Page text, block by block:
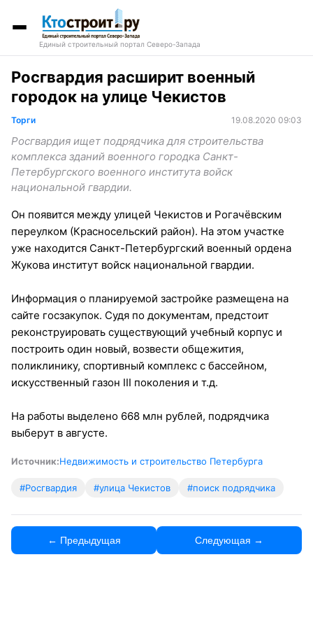
Единый строительный портал Северо-Запада
Росгвардия расширит военный
городок на улице Чекистов
Торги 19.08.2020 09:03
Росгвардия ищет подрядчика для строительства
комплекса зданий военного городка Санкт-
Петербургского военного института войск
национальной гвардии.
Он появится между улицей Чекистов и Рогачёвским
переулком (Красносельский район). На этом участке
уже находится Санкт-Петербургский военный ордена
Жукова институт войск национальной гвардии.
Информация о планируемой застройке размещена на
сайте госзакупок. Судя по документам, предстоит
реконструировать существующий учебный корпус и
построить один новый, возвести общежития,
поликлинику, спортивный комплекс с бассейном,
искусственный газон III поколения и т.д.
На работы выделено 668 млн рублей, подрядчика
выберут в августе.
Источник:Недвижимость и строительство Петербурга
#Росгвардия #улица Чекистов #поиск подрядчика
← Предыдущая Следующая →